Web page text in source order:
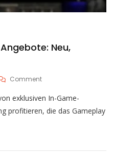
Neu,
CommentOn
Ark
Prime
Gaming
exklusiven In-Game-
profitieren, die das Gameplay